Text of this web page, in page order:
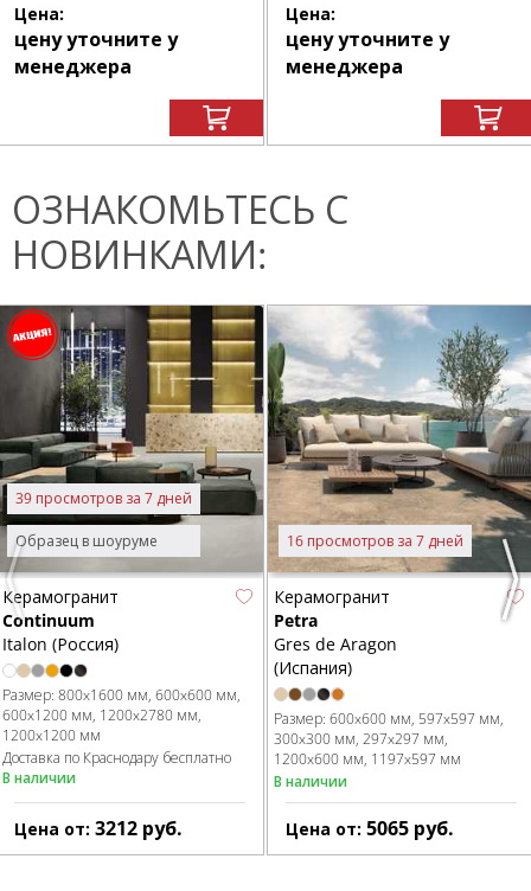
Цена:
цену уточните у
менеджера
Цена:
цену уточните у
менеджера
ОЗНАКОМЬТЕСЬ С
НОВИНКАМИ:
Previous
Образец в шоуруме
39 просмотров за 7 дней
Керамогранит
Continuum
Italon (Россия)
Размер: 800x1600 мм 600x600 мм
600x1200 мм 1200x2780 мм
1200x1200 мм
Доставка по Краснодару бесплатно
В наличии
Цена от: 3212 руб.
16 просмотров за 7 дней
Керамогранит
Petra
Gres de Aragon
(Испания)
Размер: 600x600 мм 597x597 мм
300x300 мм 297x297 мм
1200x600 мм 1197x597 мм
В наличии
Цена от: 5065 руб.